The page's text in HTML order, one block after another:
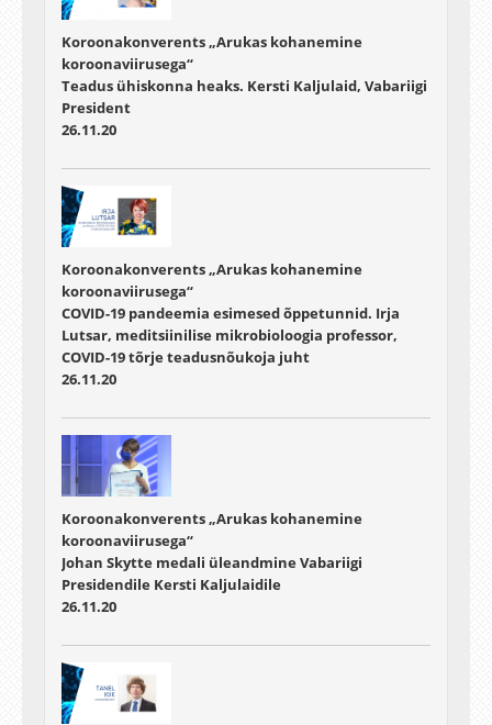
Koroonakonverents „Arukas kohanemine
koroonaviirusega“
Teadus ühiskonna heaks. Kersti Kaljulaid, Vabariigi
President
26.11.20
Koroonakonverents „Arukas kohanemine
koroonaviirusega“
COVID-19 pandeemia esimesed õppetunnid. Irja
Lutsar, meditsiinilise mikrobioloogia professor,
COVID-19 tõrje teadusnõukoja juht
26.11.20
Koroonakonverents „Arukas kohanemine
koroonaviirusega“
Johan Skytte medali üleandmine Vabariigi
Presidendile Kersti Kaljulaidile
26.11.20